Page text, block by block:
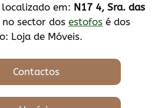
em: N17 4, Sra. das
sector dos estofos é dos
Loja de Móveis.
Contactos